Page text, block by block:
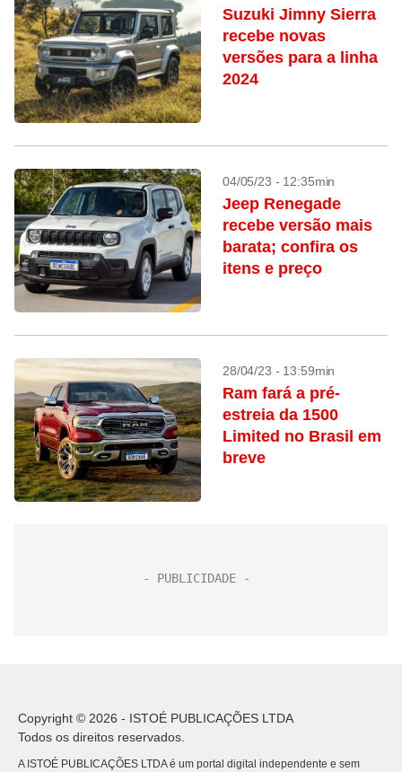
Suzuki Jimny Sierra
recebe novas
versões para a linha
2024
04/05/23 - 12:35min
Jeep Renegade
recebe versão mais
barata; confira os
itens e preço
28/04/23 - 13:59min
Ram fará a pré-
estreia da 1500
Limited no Brasil em
breve
Copyright © 2026 - ISTOÉ PUBLICAÇÕES LTDA
Todos os direitos reservados.
A ISTOÉ PUBLICAÇÕES LTDA é um portal digital independente e sem